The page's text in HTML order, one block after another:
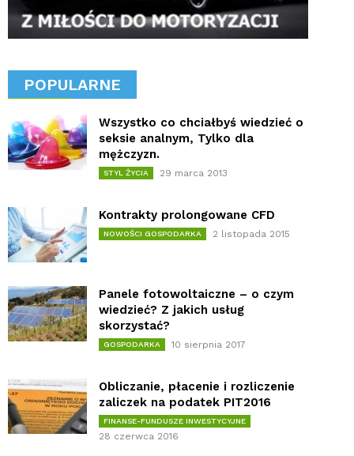
POPULARNE
Wszystko co chciałbyś wiedzieć o
seksie analnym, Tylko dla
mężczyzn.
STYL ŻYCIA 29 marca 2013
Kontrakty prolongowane CFD
NOWOŚCI GOSPODARKA 2 listopada 2015
Panele fotowoltaiczne – o czym
wiedzieć? Z jakich usług
skorzystać?
GOSPODARKA 10 sierpnia 2017
Obliczanie, płacenie i rozliczenie
zaliczek na podatek PIT2016
FINANSE-FUNDUSZE INWESTYCYJNE
28 czerwca 2016